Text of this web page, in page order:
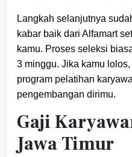
Langkah selanjutnya
kabar baik dari Alfamart
kamu. Proses seleksi
3 minggu. Jika kamu
program pelatihan
pengembangan dirimu.
Gaji
Jawa Timur